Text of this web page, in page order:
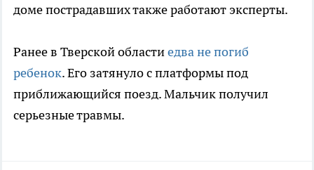
доме пострадавших также работают эксперты.
Ранее в Тверской областиедва не погиб
ребенок. Его затянуло с платформы под
приближающийся поезд. Мальчик получил
серьезные травмы.